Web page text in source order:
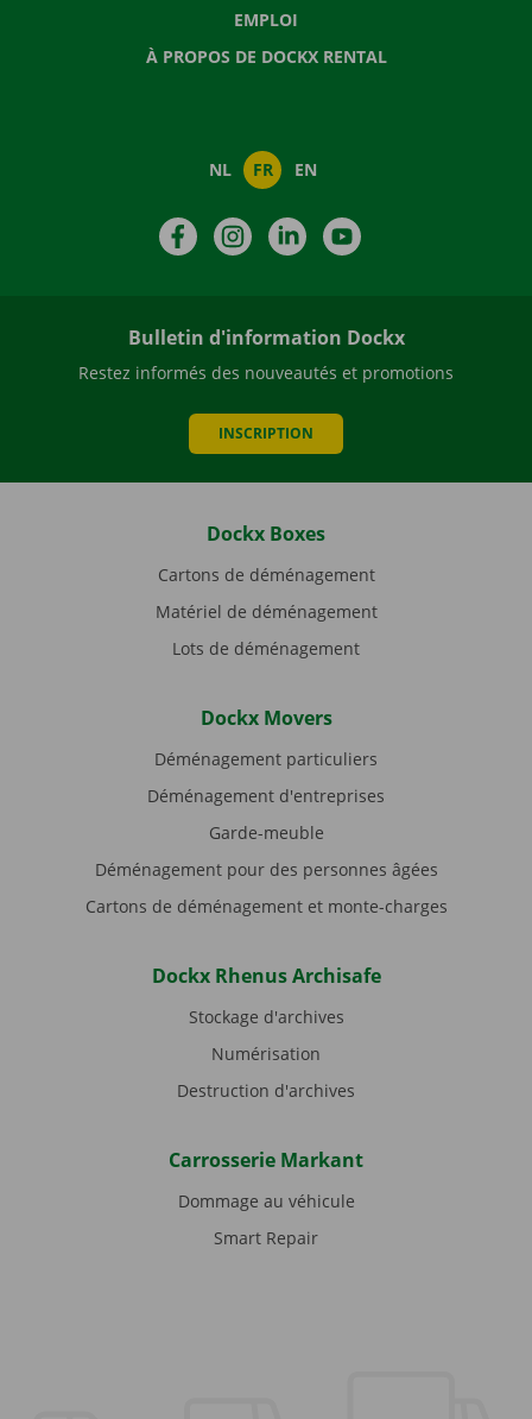
EMPLOI
À PROPOS DE DOCKX RENTAL
NL FR EN
FacebookInstagramLinkedIn
Bulletin d'information Dockx
Restez informés des nouveautés et promotions
INSCRIPTION
Dockx Boxes
Cartons de déménagement
Matériel de déménagement
Lots de déménagement
Dockx Movers
Déménagement particuliers
Déménagement d'entreprises
Garde-meuble
Déménagement pour des personnes âgées
Cartons de déménagement et monte-charges
Dockx Rhenus Archisafe
Stockage d'archives
Numérisation
Destruction d'archives
Carrosserie Markant
Dommage au véhicule
Smart Repair